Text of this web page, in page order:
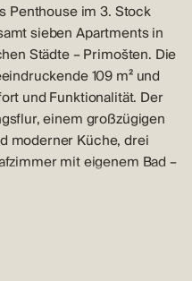
Penthouse im 3. Stock
sieben Apartments in
Städte – Primošten. Die
109 m² und
und Funktionalität. Der
einem großzügigen
moderner Küche, drei
mit eigenem Bad –
Vorzimmern und einer
ist, um Sonnenuntergänge
Auf der Terrasse
gehört ein Parkplatz
eine seltene und